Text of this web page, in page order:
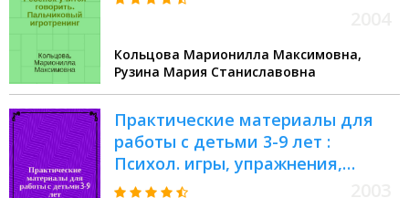
Кольцова Марионилла Максимовна,
Рузина Мария Станиславовна
Практические материалы для
работы с детьми 3-9 лет :
Психол. игры, упражнения,
сказки